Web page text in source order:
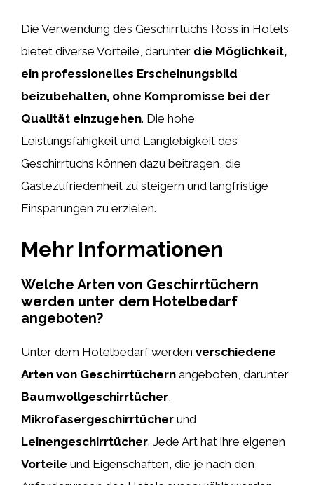
Die Verwendung des Geschirrtuchs Ross in Hotels
bietet diverse Vorteile, darunter die Möglichkeit,
ein professionelles Erscheinungsbild
beizubehalten, ohne Kompromisse bei der
Qualität einzugehen. Die hohe
Leistungsfähigkeit und Langlebigkeit des
Geschirrtuchs können dazu beitragen, die
Gästezufriedenheit zu steigern und langfristige
Einsparungen zu erzielen.
Mehr Informationen
Welche Arten von Geschirrtüchern
werden unter dem Hotelbedarf
angeboten?
Unter dem Hotelbedarf werden verschiedene
Arten von Geschirrtüchern angeboten, darunter
Baumwollgeschirrtücher,
Mikrofasergeschirrtücher und
Leinengeschirrtücher. Jede Art hat ihre eigenen
Vorteile und Eigenschaften, die je nach den